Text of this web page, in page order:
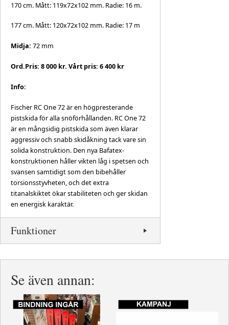
170 cm. Mått: 119x72x102 mm. Radie: 16 m.
177 cm. Mått: 120x72x102 mm. Radie: 17 m
Midja: 72 mm
Ord.Pris: 8 000 kr. Vårt pris: 6 400 kr
Info:
Fischer RC One 72 är en högpresterande
pistskida för alla snöförhållanden. RC One 72
är en mångsidig pistskida som även klarar
aggressiv och snabb skidåkning tack vare sin
solida konstruktion. Den nya Bafatex-
konstruktionen håller vikten låg i spetsen och
svansen samtidigt som den bibehåller
torsionsstyvheten, och det extra
titanalskiktet ökar stabiliteten och ger skidan
en energisk karaktär.
Funktioner
Se även annan: